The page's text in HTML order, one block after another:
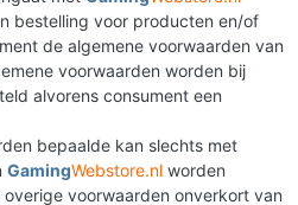
bestelling voor producten en/of
de algemene voorwaarden van
voorwaarden worden bij
alvorens consument een
bepaalde kan slechts met
GamingWebstore.nl worden
voorwaarden onverkort van